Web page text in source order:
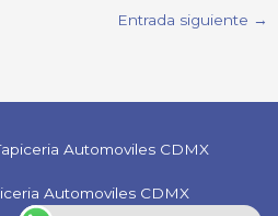
Entrada siguiente →
Automoviles CDMX
Automoviles CDMX